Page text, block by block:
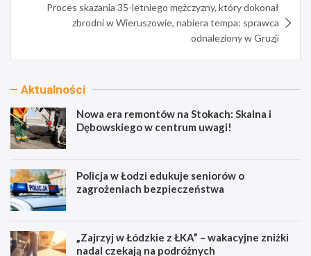
Proces skazania 35-letniego mężczyzny, który dokonał
zbrodni w Wieruszowie, nabiera tempa: sprawca
odnaleziony w Gruzji
Aktualności
Nowa era remontów na Stokach: Skalna i
Dębowskiego w centrum uwagi!
Policja w Łodzi edukuje seniorów o
zagrożeniach bezpieczeństwa
„Zajrzyj w Łódzkie z ŁKA” – wakacyjne zniżki
nadal czekają na podróżnych